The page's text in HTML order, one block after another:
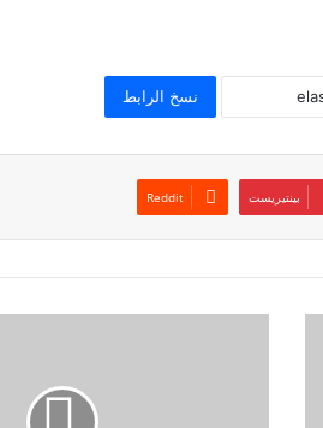
نسخ الرابط
بينتيريست